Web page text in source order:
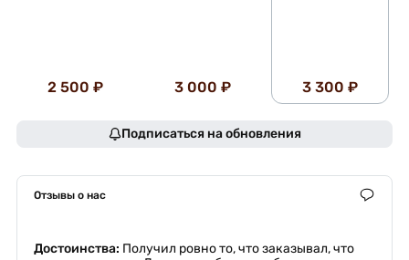
2 500 ₽ 3 000 ₽ 3 300 ₽
Подписаться на обновления
Отзывы о нас
Достоинства: Получил ровно то, что заказывал, что